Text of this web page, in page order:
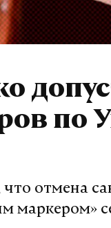
#шольц
по
отмена
маркером»